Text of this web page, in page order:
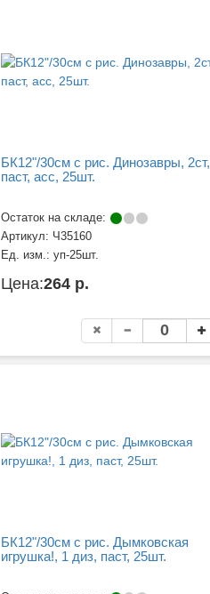
БК12"/30см с рис. Динозавры, 2ст,
паст, асс, 25шт.
Остаток на складе:
Артикул: Ч35160
Ед. изм.: уп-25шт.
Цена:264 р.
БК12"/30см с рис. Дымковская
игрушка!, 1 диз, паст, 25шт.